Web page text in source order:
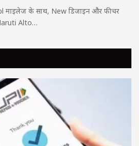
माइलेज के साथ, New डिजाइन और फीचर
Alto…